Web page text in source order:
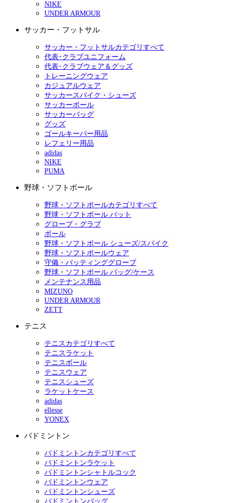
NIKE
UNDER ARMOUR
サッカー・フットサル
サッカー・フットサルカテゴリすべて
代表･クラブユニフォーム
代表･クラブウェア＆グッズ
トレーニングウェア
カジュアルウェア
サッカースパイク・シューズ
サッカーボール
サッカーバッグ
グッズ
ゴールキーパー用品
レフェリー用品
adidas
NIKE
PUMA
野球・ソフトボール
野球・ソフトボールカテゴリすべて
野球・ソフトボール バット
グローブ・グラブ
ボール
野球・ソフトボール シューズ/スパイク
野球・ソフトボールウェア
守備・バッティンググローブ
野球・ソフトボール バッグ/ケース
メンテナンス用品
MIZUNO
UNDER ARMOUR
ZETT
テニス
テニスカテゴリすべて
テニスラケット
テニスボール
テニスウェア
テニスシューズ
ラケットケース
adidas
ellesse
YONEX
バドミントン
バドミントンカテゴリすべて
バドミントンラケット
バドミントンシャトルコック
バドミントンウェア
バドミントンシューズ
バドミントンバッグ